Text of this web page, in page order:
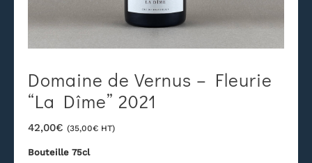
Domaine de Vernus – Fleurie
“La Dîme” 2021
42,00€ (35,00€ HT)
Bouteille 75cl